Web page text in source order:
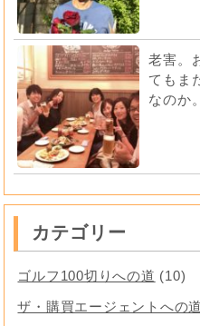
老害。
てもま
なのか。
カテゴリー
ゴルフ100切りへの道 (10)
ザ・購買エージェントへの道